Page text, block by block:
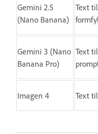
Gemini 2.5
(Nano Banana)
Text
Gemini 3 (Nano
Banana Pro)
Text
Imagen 4 Text